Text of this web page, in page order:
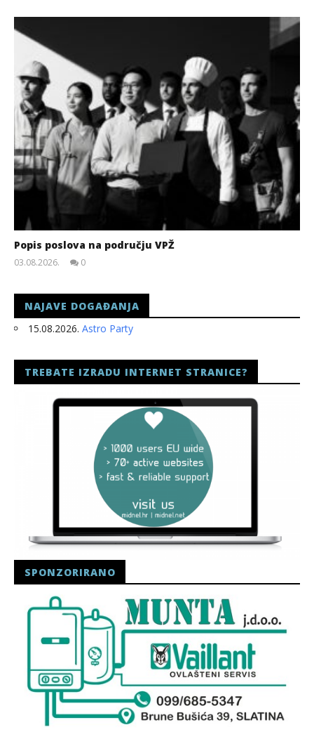
Popis poslova na području VPŽ
03.08.2026.
0
NAJAVE DOGAĐANJA
15.08.2026. Astro Party
TREBATE IZRADU INTERNET STRANICE?
SPONZORIRANO